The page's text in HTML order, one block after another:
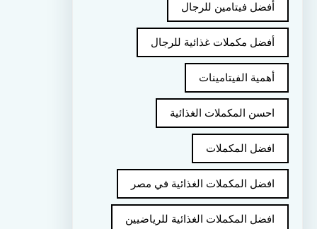
أفضل فيتامين للرجال
أفضل مكملات غذائية للرجال
أهمية الفيتامينات
احسن المكملات الغذائية
افضل المكملات
افضل المكملات الغذائية في مصر
افضل المكملات الغذائية للرياضيين